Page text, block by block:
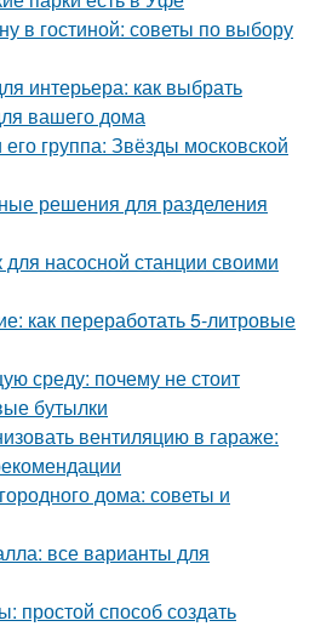
в гостиной: советы по выбору
интерьера: как выбрать
вашего дома
группа: Звёзды московской
решения для разделения
для насосной станции своими
как переработать 5-литровые
среду: почему не стоит
бутылки
вентиляцию в гараже:
дома: советы и
все варианты для
простой способ создать